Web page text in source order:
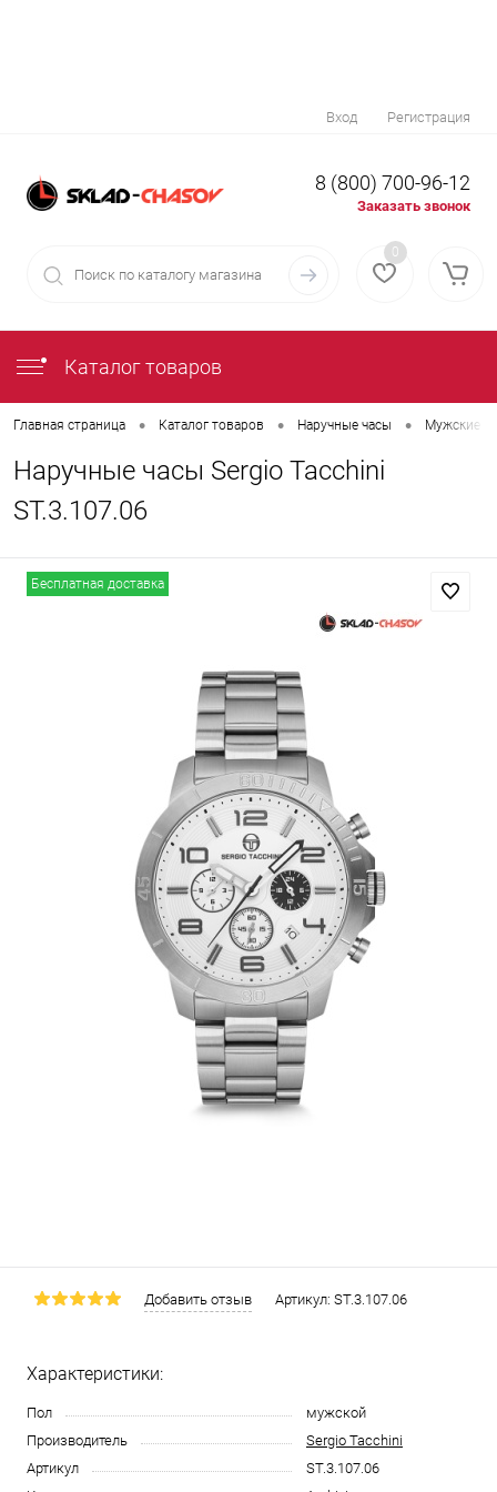
Вход Регистрация
8 (800) 700-96-12
Заказать звонок
0
Каталог товаров
Главная страница • Каталог товаров • Наручные часы • Мужские
Наручные часы Sergio Tacchini
ST.3.107.06
Бесплатная доставка
Добавить отзыв Артикул: ST.3.107.06
Характеристики:
Пол
мужской
Производитель
Sergio Tacchini
Артикул
ST.3.107.06